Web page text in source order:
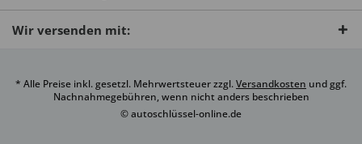
Wir versenden mit:
* Alle Preise inkl. gesetzl. Mehrwertsteuer zzgl.Versandkosten und ggf.
Nachnahmegebühren, wenn nicht anders beschrieben
© autoschlüssel-online.de